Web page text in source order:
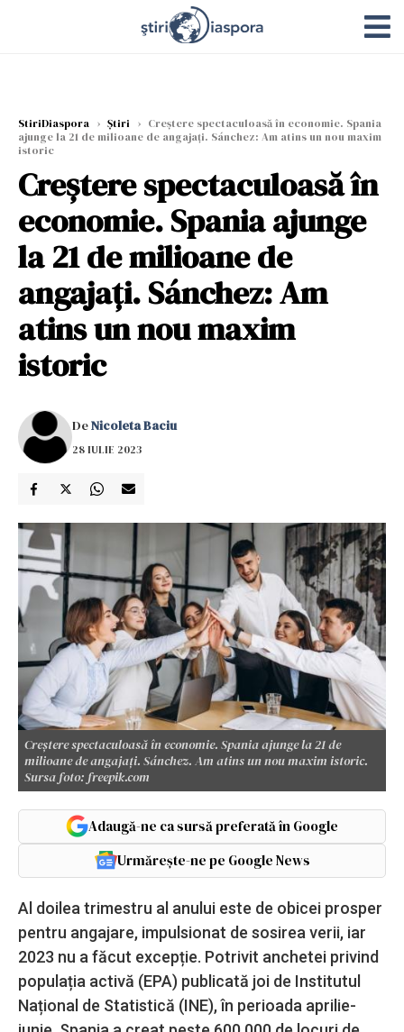
StiriDiaspora › Știri › Creștere spectaculoasă în economie. Spania
ajunge la 21 de milioane de angajați. Sánchez: Am atins un nou maxim
istoric
Creștere spectaculoasă în
economie. Spania ajunge
la 21 de milioane de
angajați. Sánchez: Am
atins un nou maxim
istoric
DeNicoleta Baciu
28 IULIE 2023
Creștere spectaculoasă în economie. Spania ajunge la 21 de
milioane de angajați. Sánchez. Am atins un nou maxim istoric.
Sursa foto: freepik.com
Adaugă-ne ca sursă preferată în Google
Urmărește-ne pe Google News
Al doilea trimestru al anului este de obicei prosper
pentru angajare, impulsionat de sosirea verii, iar
2023 nu a făcut excepție. Potrivit anchetei privind
populația activă (EPA) publicată joi de Institutul
Național de Statistică (INE), în perioada aprilie-